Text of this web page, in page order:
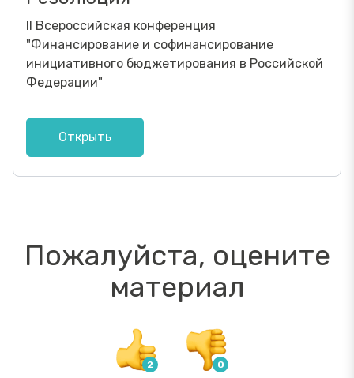
II Всероссийская конференция
"Финансирование и софинансирование
инициативного бюджетирования в Российской
Федерации"
Открыть
Пожалуйста, оцените
материал